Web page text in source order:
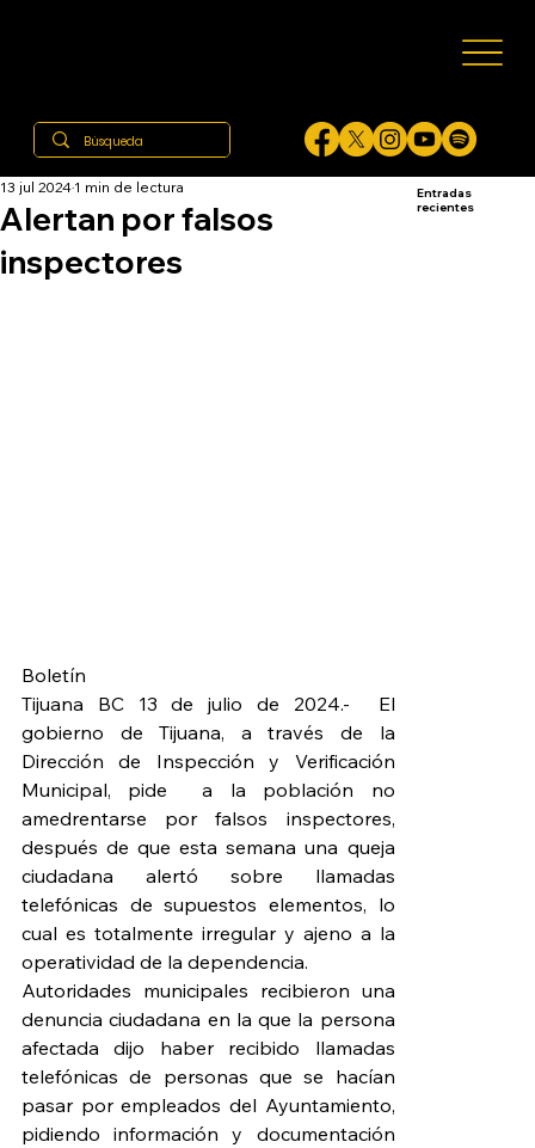
Alertan por falsos
inspectores
13 jul 2024 1 min de lectura
Boletín
Tijuana BC 13 de julio de 2024.-  El
gobierno de Tijuana, a través de la
Dirección de Inspección y Verificación
Municipal, pide  a la población no
amedrentarse por falsos inspectores,
después de que esta semana una queja
ciudadana alertó sobre llamadas
telefónicas de supuestos elementos, lo
cual es totalmente irregular y ajeno a la
operatividad de la dependencia.
Autoridades municipales recibieron una
denuncia ciudadana en la que la persona
afectada dijo haber recibido llamadas
telefónicas de personas que se hacían
pasar por empleados del Ayuntamiento,
pidiendo información y documentación
Entradas
recientes